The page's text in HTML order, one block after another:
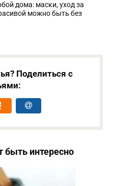
дома: маски, уход за
можно быть без
Поделиться с
интересно